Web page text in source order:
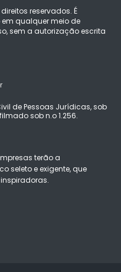
reservados. É
qualquer meio de
sem a autorização escrita
de Pessoas Jurídicas, sob
sob n.o 1.256.
terão a
seleto e exigente, que